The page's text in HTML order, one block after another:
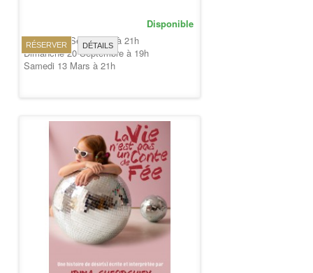
RÉSERVER DÉTAILS
Disponible
Samedi 19 Septembre à 21h
Dimanche 20 Septembre à 19h
Samedi 13 Mars à 21h